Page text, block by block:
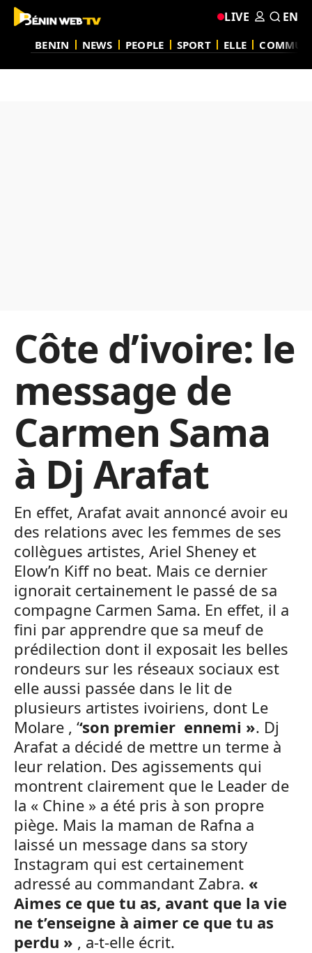
BENIN NEWS PEOPLE SPORT ELLE
LIVE EN
Côte d’ivoire: le
message de
Carmen Sama
à Dj Arafat
En effet, Arafat avait annoncé avoir eu
des relations avec les femmes de ses
collègues artistes, Ariel Sheney et
Elow’n Kiff no beat. Mais ce dernier
ignorait certainement le passé de sa
compagne Carmen Sama. En effet, il a
fini par apprendre que sa meuf de
prédilection dont il exposait les belles
rondeurs sur les réseaux sociaux est
elle aussi passée dans le lit de
plusieurs artistes ivoiriens, dont Le
Molare , ‘‘son premier ennemi ». Dj
Arafat a décidé de mettre un terme à
leur relation. Des agissements qui
montrent clairement que le Leader de
la « Chine » a été pris à son propre
piège. Mais la maman de Rafna a
laissé un message dans sa story
Instagram qui est certainement
adressé au commandant Zabra. «
Aimes ce que tu as, avant que la vie
ne t’enseigne à aimer ce que tu as
perdu » , a-t-elle écrit.